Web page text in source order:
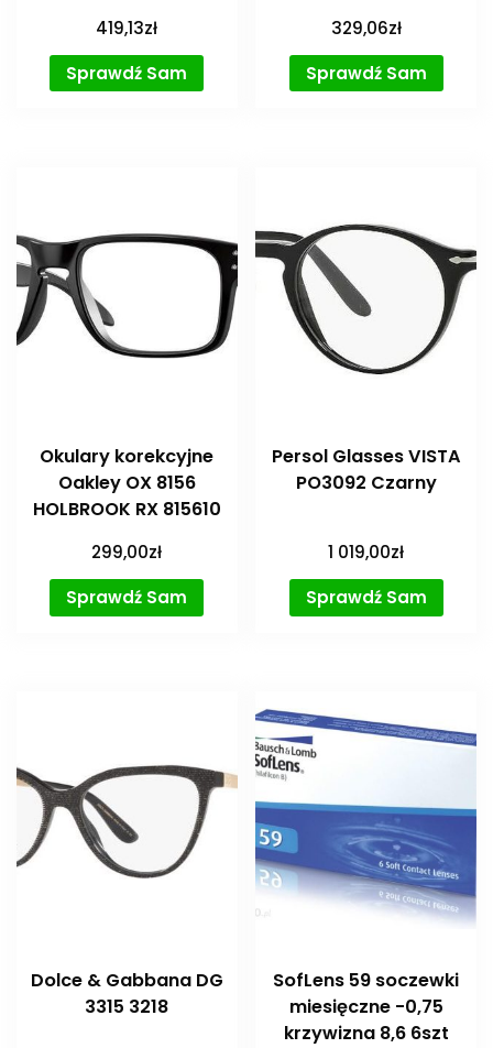
419,13zł
Sprawdź Sam
329,06zł
Sprawdź Sam
Okulary korekcyjne
Oakley OX 8156
HOLBROOK RX 815610
299,00zł
Sprawdź Sam
Persol Glasses VISTA
PO3092 Czarny
1 019,00zł
Sprawdź Sam
Dolce & Gabbana DG
3315 3218
SofLens 59 soczewki
miesięczne -0,75
krzywizna 8,6 6szt